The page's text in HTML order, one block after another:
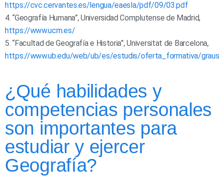
https://cvc.cervantes.es/lengua/eaesla/pdf/09/03.pdf
4. “Geografía Humana”, Universidad Complutense de Madrid,
https://www.ucm.es/
5. “Facultad de Geografía e Historia”, Universitat de Barcelona,
https://www.ub.edu/web/ub/es/estudis/oferta_formativa/
¿Qué habilidades y
competencias personales
son importantes para
estudiar y ejercer
Geografía?